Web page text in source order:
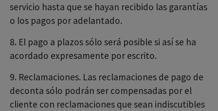
servicio hasta que se hayan recibido las garantías
o los pagos por adelantado.
8. El pago a plazos sólo será posible si así se ha
acordado expresamente por escrito.
9. Reclamaciones. Las reclamaciones de pago de
deconta sólo podrán ser compensadas por el
cliente con reclamaciones que sean indiscutibles